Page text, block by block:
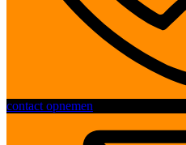
contact opnemen